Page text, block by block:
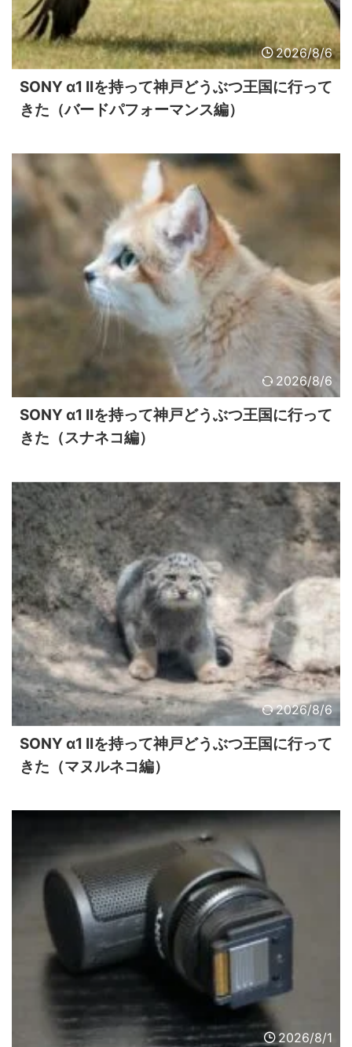
2026/8/6
SONY α1 IIを持って神戸どうぶつ王国に行って
きた（バードパフォーマンス編）
2026/8/6
SONY α1 IIを持って神戸どうぶつ王国に行って
きた（スナネコ編）
2026/8/6
SONY α1 IIを持って神戸どうぶつ王国に行って
きた（マヌルネコ編）
2026/8/1